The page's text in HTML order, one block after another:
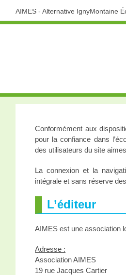
AIMES - Alternative IgnyMontaine
Conformément aux
pour la confiance dans
des utilisateurs du site
La connexion et la
intégrale et sans réserve
L’éditeur
AIMES est une association
Adresse :
Association AIMES
19 rue Jacques Cartier